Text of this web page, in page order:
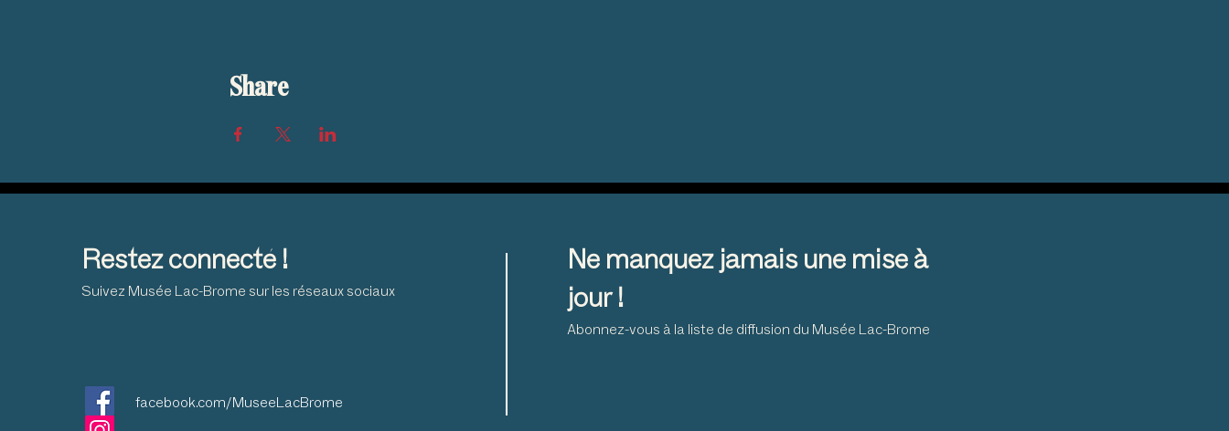
Share
Ne manquez jamais une mise à
jour !
Abonnez-vous à la liste de diffusion du Musée Lac-Brome
Restez connecté !
Suivez Musée Lac-Brome sur les réseaux sociaux
facebook.com/MuseeLacBrome